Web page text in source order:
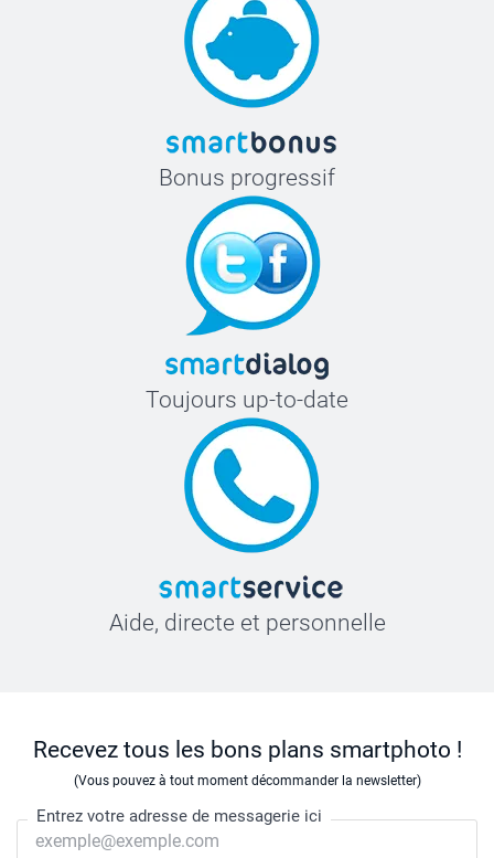
Bonus progressif
Toujours up-to-date
Aide, directe et personnelle
Recevez tous les bons plans smartphoto !
(Vous pouvez à tout moment décommander la newsletter)
Entrez votre adresse de messagerie ici